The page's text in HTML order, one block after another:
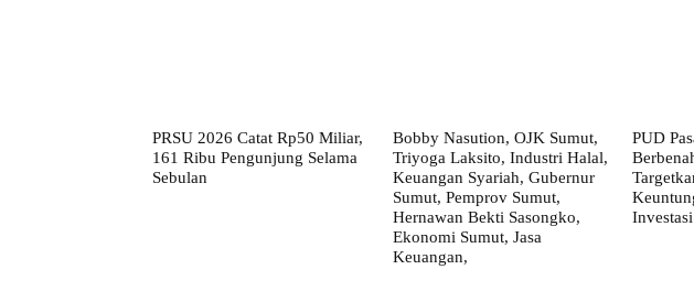
PRSU 2026 Catat Rp50 Miliar,
161 Ribu Pengunjung Selama
Sebulan
Bobby Nasution, OJK Sumut,
Triyoga Laksito, Industri Halal,
Keuangan Syariah, Gubernur
Sumut, Pemprov Sumut,
Hernawan Bekti Sasongko,
Ekonomi Sumut, Jasa
Keuangan,
PUD
Investasi